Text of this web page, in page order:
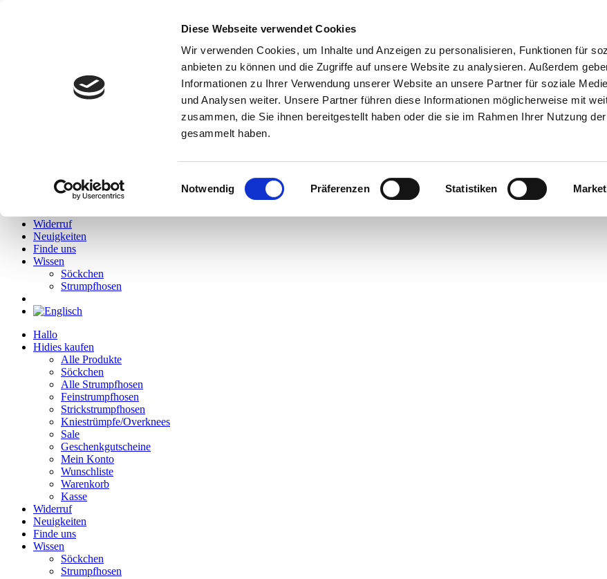
Diese Webseite verwendet Cookies
Wir verwenden Cookies, um Inhalte und Anzeigen zu personalisieren, Funktionen für
anbieten zu können und die Zugriffe auf unsere Website zu analysieren. Außerdem
Informationen zu Ihrer Verwendung unserer Website an unsere Partner für soziale
und Analysen weiter. Unsere Partner führen diese Informationen möglicherweise mit
zusammen, die Sie ihnen bereitgestellt haben oder die sie im Rahmen Ihrer Nutzung
gesammelt haben.
Einwilligungsauswahl
Notwendig Präferenzen Statistiken
Alle Produkte
Söckchen
Alle Strumpfhosen
Wunschliste
Warenkorb
Widerruf
Neuigkeiten
Finde uns
Wissen
Söckchen
Strumpfhosen
Hallo
Hidies kaufen
Alle Produkte
Söckchen
Alle Strumpfhosen
Feinstrumpfhosen
Strickstrumpfhosen
Kniestrümpfe/Overknees
Sale
Geschenkgutscheine
Mein Konto
Wunschliste
Warenkorb
Kasse
Widerruf
Neuigkeiten
Finde uns
Wissen
Söckchen
Strumpfhosen